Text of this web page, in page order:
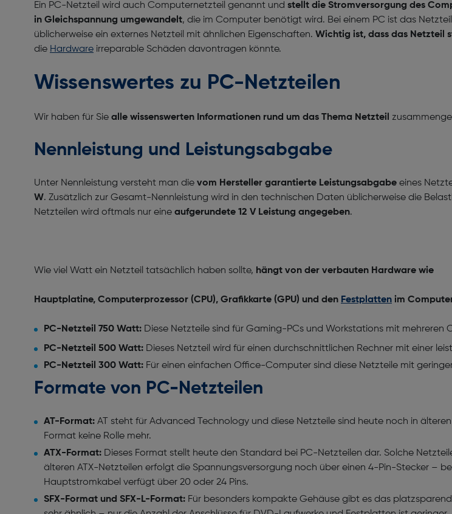
Ein PC-Netzteil wird auch Computernetzteil genannt und stellt die Stromversorgung des
in Gleichspannung umgewandelt, die im Computer benötigt wird. Bei einem PC ist das
üblicherweise ein externes Netzteil mit ähnlichen Eigenschaften. Wichtig ist, dass das Netzteil
die Hardware irreparable Schäden davontragen könnte.
Wissenswertes zu PC-Netzteilen
Wir haben für Sie alle wissenswerten Informationen rund um das Thema Netzteil
Nennleistung und Leistungsabgabe
Unter Nennleistung versteht man die vom Hersteller garantierte Leistungsabgabe eines
W. Zusätzlich zur Gesamt-Nennleistung wird in den technischen Daten üblicherweise die
Netzteilen wird oftmals nur eine aufgerundete 12 V Leistung angegeben.
Wie viel Watt ein Netzteil tatsächlich haben sollte, hängt von der verbauten Hardware wie
Hauptplatine, Computerprozessor (CPU), Grafikkarte (GPU) und den Festplatten im
PC-Netzteil 750 Watt: Diese Netzteile sind für Gaming-PCs und Workstations mit mehreren
PC-Netzteil 500 Watt: Dieses Netzteil wird für einen durchschnittlichen Rechner mit einer
PC-Netzteil 300 Watt: Für einen einfachen Office-Computer sind diese Netzteile mit
Formate von PC-Netzteilen
AT-Format: AT steht für Advanced Technology und diese Netzteile sind heute noch in
Format keine Rolle mehr.
ATX-Format: Dieses Format stellt heute den Standard bei PC-Netzteilen dar. Solche
älteren ATX-Netzteilen erfolgt die Spannungsversorgung noch über einen 4-Pin-Stecker –
Hauptstromkabel verfügt über 20 oder 24 Pins.
SFX-Format und SFX-L-Format: Für besonders kompakte Gehäuse gibt es das